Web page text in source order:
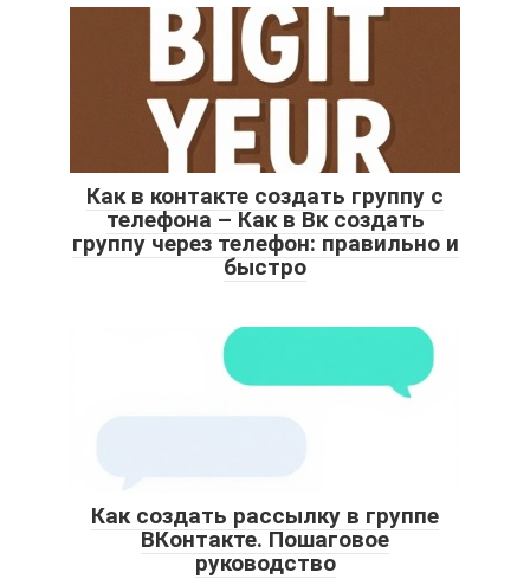
Как в контакте создать группу с
телефона – Как в Вк создать
группу через телефон: правильно и
быстро
Как создать рассылку в группе
ВКонтакте. Пошаговое
руководство